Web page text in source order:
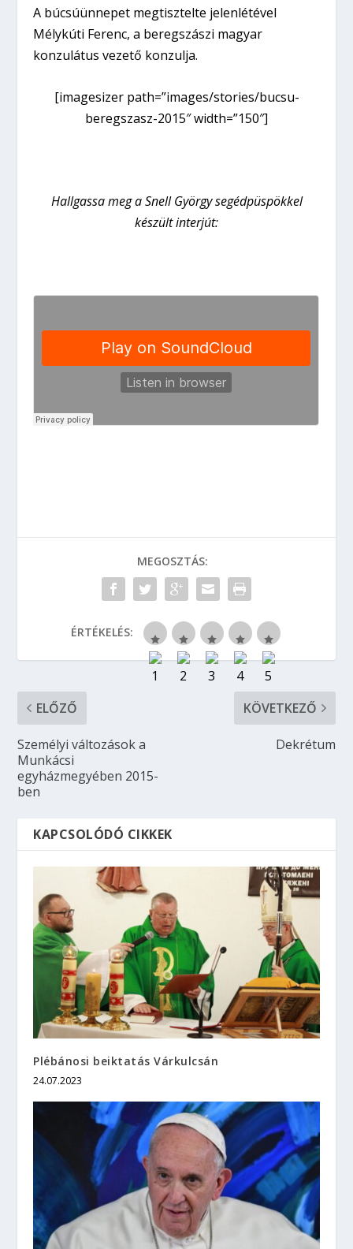
A búcsúünnepet megtisztelte jelenlétével
Mélykúti Ferenc, a beregszászi magyar
konzulátus vezető konzulja.
[imagesizer path=”images/stories/bucsu-
beregszasz-2015″ width=”150″]
Hallgassa meg a Snell György segédpüspökkel
készült interjút:
MEGOSZTÁS:
ÉRTÉKELÉS:
ELŐZŐ
Személyi változások a
Munkácsi
egyházmegyében 2015-
ben
KÖVETKEZŐ
Dekrétum
KAPCSOLÓDÓ CIKKEK
Plébánosi beiktatás Várkulcsán
24.07.2023